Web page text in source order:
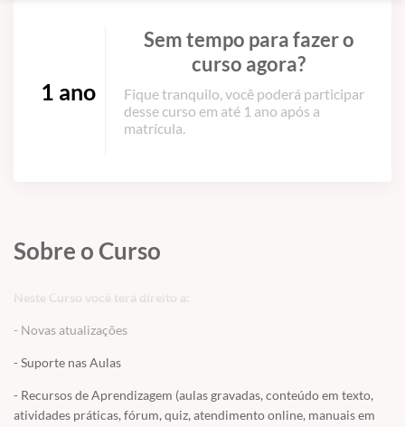
1 ano
Sem tempo para fazer o
curso agora?
Fique tranquilo, você poderá participar
desse curso em até 1 ano após a
matrícula.
Sobre o Curso
Neste Curso você terá direito a:
- Novas atualizações
- Suporte nas Aulas
- Recursos de Aprendizagem (aulas gravadas, conteúdo em texto,
atividades práticas, fórum, quiz, atendimento online, manuais em